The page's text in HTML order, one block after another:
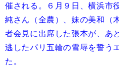
催される。６月９日、横浜市
純さん（全農）、妹の美和（
者会見に出席した張本が、あ
逃したパリ五輪の雪辱を誓う
た。